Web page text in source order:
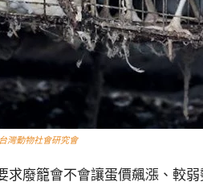
灣動物社會研究會
廢籠會不會讓蛋價飆漲、較